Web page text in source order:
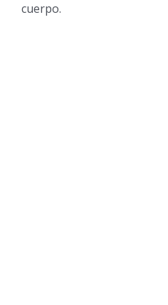
cuerpo.